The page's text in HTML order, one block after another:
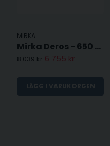
MIRKA
Mirka Deros - 650 - 150mm
8 039 kr 6 755 kr
LÄGG I VARUKORGEN